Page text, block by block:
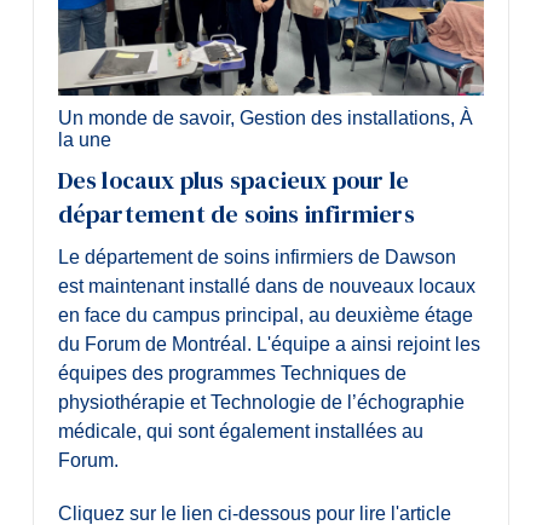
Un monde de savoir, Gestion des installations, À
la une
Des locaux plus spacieux pour le
département de soins infirmiers
Le département de soins infirmiers de Dawson
est maintenant installé dans de nouveaux locaux
en face du campus principal, au deuxième étage
du Forum de Montréal. L'équipe a ainsi rejoint les
équipes des programmes Techniques de
physiothérapie et Technologie de l’échographie
médicale, qui sont également installées au
Forum.
Cliquez sur le lien ci-dessous pour lire l'article